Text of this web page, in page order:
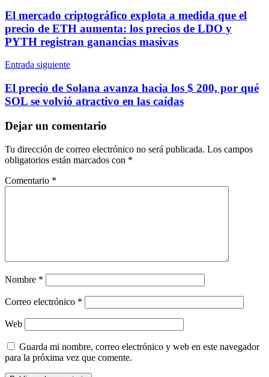
de
entradas
El mercado criptográfico explota a medida que el
precio de ETH aumenta: los precios de LDO y
PYTH registran ganancias masivas
Entrada siguiente
El precio de Solana avanza hacia los $ 200, por qué
SOL se volvió atractivo en las caídas
Dejar un comentario
Tu dirección de correo electrónico no será publicada. Los campos
obligatorios están marcados con *
Comentario *
Nombre *
Correo electrónico *
Web
Guarda mi nombre, correo electrónico y web en este navegador
para la próxima vez que comente.